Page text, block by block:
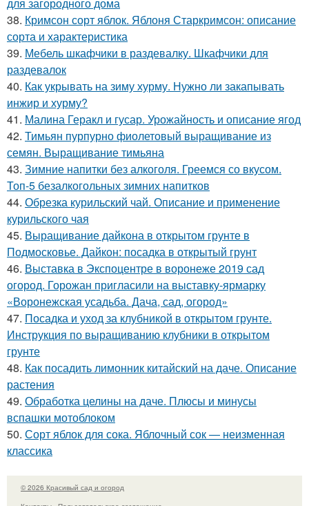
38. Кримсон сорт яблок. Яблоня Старкримсон: описание
сорта и характеристика
39. Мебель шкафчики в раздевалку. Шкафчики для
раздевалок
40. Как укрывать на зиму хурму. Нужно ли закапывать
инжир и хурму?
41. Малина Геракл и гусар. Урожайность и описание ягод
42. Тимьян пурпурно фиолетовый выращивание из
семян. Выращивание тимьяна
43. Зимние напитки без алкоголя. Греемся со вкусом.
Топ-5 безалкогольных зимних напитков
44. Обрезка курильский чай. Описание и применение
курильского чая
45. Выращивание дайкона в открытом грунте в
Подмосковье. Дайкон: посадка в открытый грунт
46. Выставка в Экспоцентре в воронеже 2019 сад
огород. Горожан пригласили на выставку-ярмарку
«Воронежская усадьба. Дача, сад, огород»
47. Посадка и уход за клубникой в открытом грунте.
Инструкция по выращиванию клубники в открытом
грунте
48. Как посадить лимонник китайский на даче. Описание
растения
49. Обработка целины на даче. Плюсы и минусы
вспашки мотоблоком
50. Сорт яблок для сока. Яблочный сок — неизменная
классика
© 2026 Красивый сад и огород